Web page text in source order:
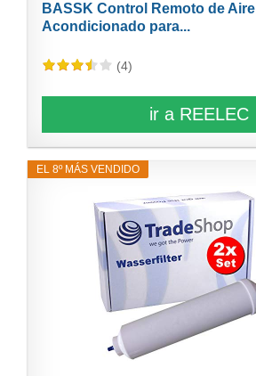
BASSK Control Remoto de Aire
Acondicionado para...
(4)
ir a REELEC
EL 8º MÁS VENDIDO